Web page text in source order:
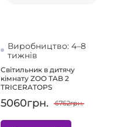
Виробництво: 4–8
тижнів
Світильник в дитячу
кімнату ZOO TAB 2
TRICERATOPS
5060грн. 6762грн.